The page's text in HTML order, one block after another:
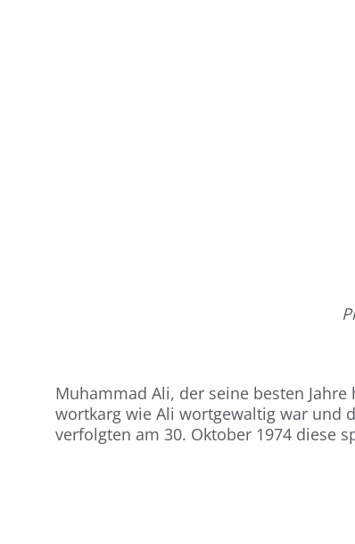
Muhammad Ali, der seine besten
wortkarg wie Ali wortgewaltig war und
verfolgten am 30. Oktober 1974 diese